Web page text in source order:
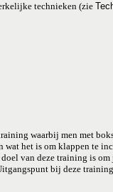
technieken (zie
waarbij men met
wat het is om klappen te
van deze training is
bij deze